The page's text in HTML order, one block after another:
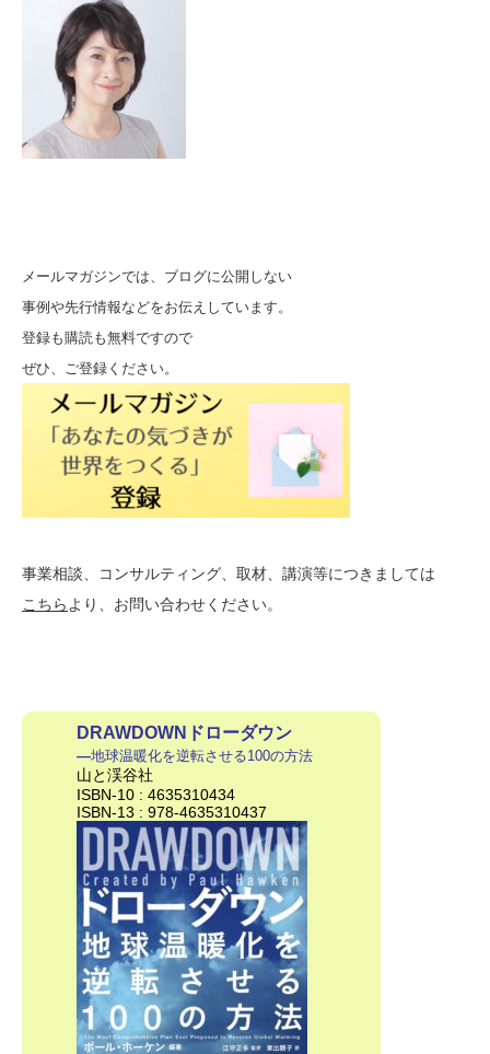
メールマガジンでは、ブログに公開しない
事例や先行情報などをお伝えしています。
登録も購読も無料ですので
ぜひ、ご登録ください。
事業相談、コンサルティング、取材、講演等につきましては
こちら より、お問い合わせください。
DRAWDOWNドローダウン
―地球温暖化を逆転させる100の方法
山と渓谷社
ISBN-10 : 4635310434
ISBN-13 : 978-4635310437